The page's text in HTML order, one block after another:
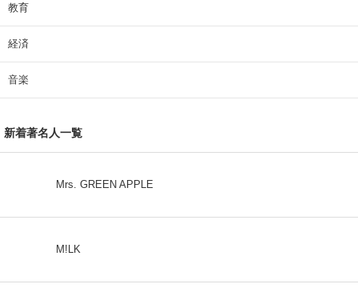
教育
経済
音楽
新着著名人一覧
Mrs. GREEN APPLE
M!LK